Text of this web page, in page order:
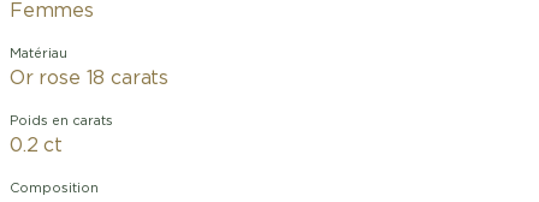
Femmes
Matériau
Or rose 18 carats
Poids en carats
0.2 ct
Composition